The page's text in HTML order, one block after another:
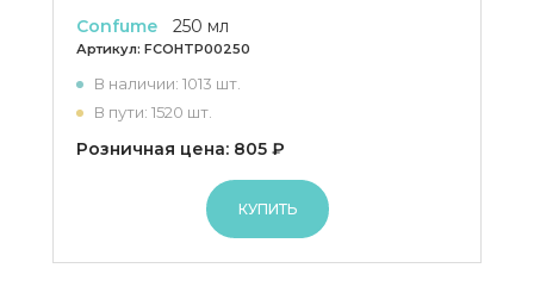
Confume
250 мл
Артикул: FCOHTP00250
В наличии: 1013 шт.
В пути: 1520 шт.
Розничная цена: 805 ₽
КУПИТЬ